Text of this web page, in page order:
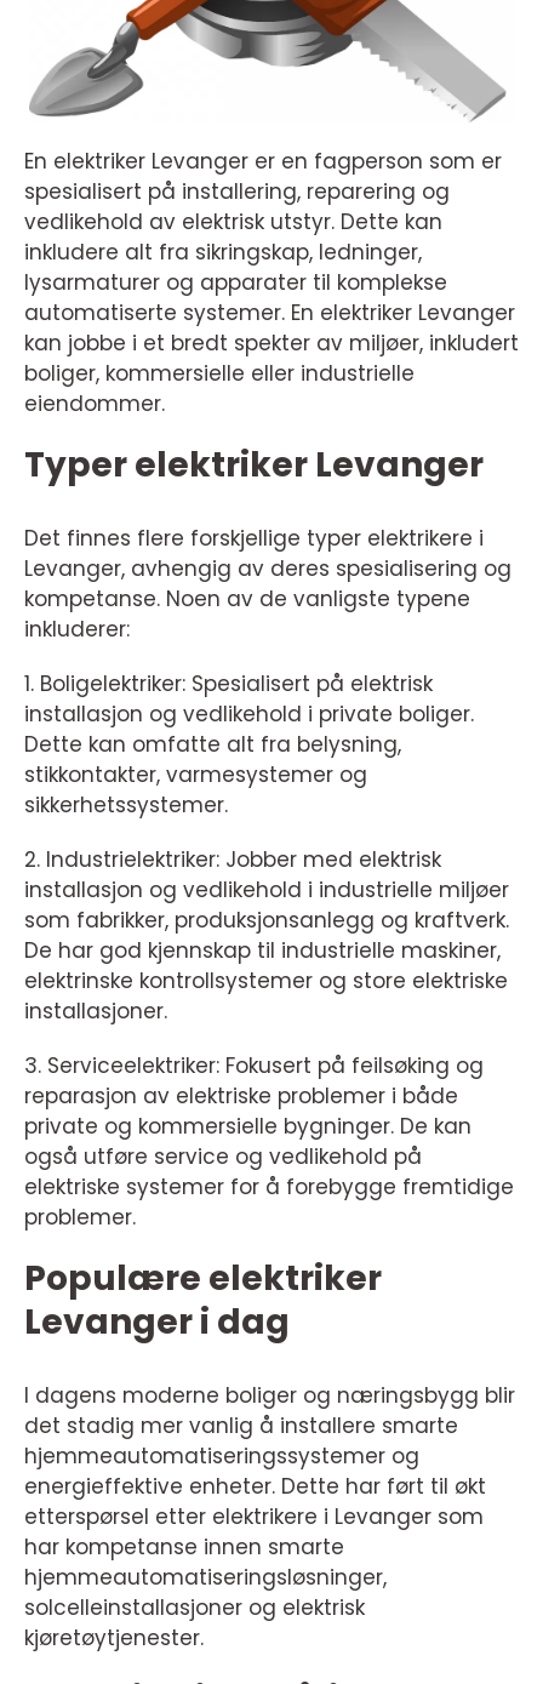
En elektriker Levanger er en fagperson som er
spesialisert på installering, reparering og
vedlikehold av elektrisk utstyr. Dette kan
inkludere alt fra sikringskap, ledninger,
lysarmaturer og apparater til komplekse
automatiserte systemer. En elektriker Levanger
kan jobbe i et bredt spekter av miljøer, inkludert
boliger, kommersielle eller industrielle
eiendommer.
Typer elektriker Levanger
Det finnes flere forskjellige typer elektrikere i
Levanger, avhengig av deres spesialisering og
kompetanse. Noen av de vanligste typene
inkluderer:
1. Boligelektriker: Spesialisert på elektrisk
installasjon og vedlikehold i private boliger.
Dette kan omfatte alt fra belysning,
stikkontakter, varmesystemer og
sikkerhetssystemer.
2. Industrielektriker: Jobber med elektrisk
installasjon og vedlikehold i industrielle miljøer
som fabrikker, produksjonsanlegg og kraftverk.
De har god kjennskap til industrielle maskiner,
elektrinske kontrollsystemer og store elektriske
installasjoner.
3. Serviceelektriker: Fokusert på feilsøking og
reparasjon av elektriske problemer i både
private og kommersielle bygninger. De kan
også utføre service og vedlikehold på
elektriske systemer for å forebygge fremtidige
problemer.
Populære elektriker
Levanger i dag
I dagens moderne boliger og næringsbygg blir
det stadig mer vanlig å installere smarte
hjemmeautomatiseringssystemer og
energieffektive enheter. Dette har ført til økt
etterspørsel etter elektrikere i Levanger som
har kompetanse innen smarte
hjemmeautomatiseringsløsninger,
solcelleinstallasjoner og elektrisk
kjøretøytjenester.